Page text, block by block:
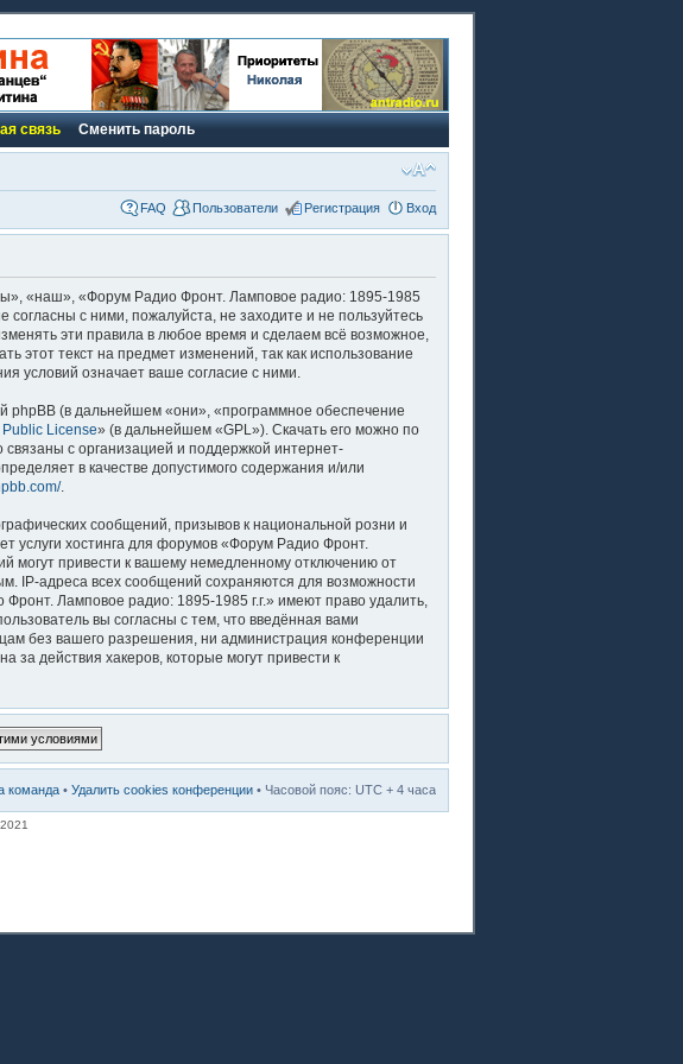
связь Сменить пароль
FAQ Пользователи Регистрация Вход
«наш», «Форум Радио Фронт. Ламповое радио: 1895-1985
с ними, пожалуйста, не заходите и не пользуйтесь
эти правила в любое время и сделаем всё возможное,
этот текст на предмет изменений, так как использование
условий означает ваше согласие с ними.
(в дальнейшем «они», «программное обеспечение
License» (в дальнейшем «GPL»). Скачать его можно по
с организацией и поддержкой интернет-
в качестве допустимого содержания и/или
.
сообщений, призывов к национальной розни и
услуги хостинга для форумов «Форум Радио Фронт.
могут привести к вашему немедленному отключению от
IP-адреса всех сообщений сохраняются для возможности
Ламповое радио: 1895-1985 г.г.» имеют право удалить,
вы согласны с тем, что введённая вами
без вашего разрешения, ни администрация конференции
за действия хакеров, которые могут привести к
команда • Удалить cookies конференции • Часовой пояс: UTC + 4 часа